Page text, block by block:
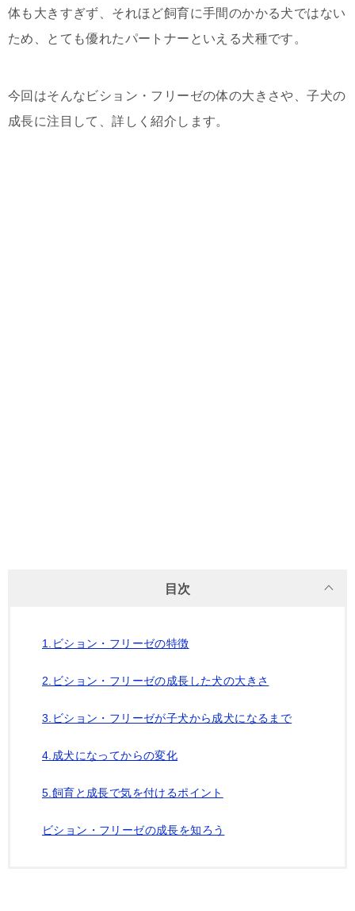
体も大きすぎず、それほど飼育に手間のかかる犬ではない
ため、とても優れたパートナーといえる犬種です。
今回はそんなビション・フリーゼの体の大きさや、子犬の
成長に注目して、詳しく紹介します。
目次
1.ビション・フリーゼの特徴
2.ビション・フリーゼの成長した犬の大きさ
3.ビション・フリーゼが子犬から成犬になるまで
4.成犬になってからの変化
5.飼育と成長で気を付けるポイント
ビション・フリーゼの成長を知ろう